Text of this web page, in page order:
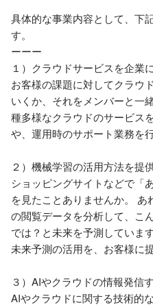
具体的な事業内容として、下
す。
ーーー
１）クラウドサービスを企業
お客様の課題に対してクラウ
いくか、それをメンバーと一
種多様なクラウドのサービス
や、運用時のサポート業務を行
２）機械学習の活用方法を提
ショッピングサイトなどで「
を見たことありませんか。
の閲覧データを分析して、こ
では？と未来を予測していま
未来予測の活用を、お客様に
３）AIやクラウドの情報発信
AIやクラウドに関する技術的